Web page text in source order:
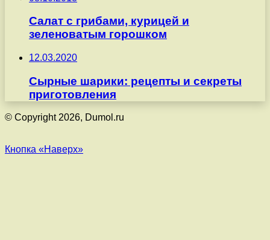
Салат с грибами, курицей и
зеленоватым горошком
12.03.2020
Сырные шарики: рецепты и секреты
приготовления
© Copyright 2026, Dumol.ru
Кнопка «Наверх»